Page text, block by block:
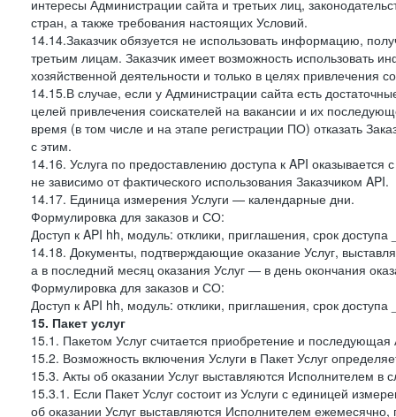
интересы Администрации сайта и третьих лиц,
стран, а также требования настоящих Условий.
14.14.Заказчик обязуется не использовать информацию,
третьим лицам. Заказчик имеет возможность использовать
хозяйственной деятельности и только в целях привлечения
14.15.В случае, если у Администрации сайта есть
целей привлечения соискателей на вакансии и их
время (в том числе и на этапе регистрации ПО) отказать
с этим.
14.16. Услуга по предоставлению доступа к API оказывается
не зависимо от фактического использования Заказчиком API.
14.17. Единица измерения Услуги — календарные дни.
Формулировка для заказов и СО:
Доступ к API hh, модуль: отклики, приглашения, срок
14.18. Документы, подтверждающие оказание Услуг,
а в последний месяц оказания Услуг — в день окончания
Формулировка для заказов и СО:
Доступ к API hh, модуль: отклики, приглашения, срок
15. Пакет услуг
15.1. Пакетом Услуг считается приобретение и
15.2. Возможность включения Услуги в Пакет Услуг
15.3. Акты об оказании Услуг выставляются Исполнителем в
15.3.1. Если Пакет Услуг состоит из Услуги с единицей
об оказании Услуг выставляются Исполнителем